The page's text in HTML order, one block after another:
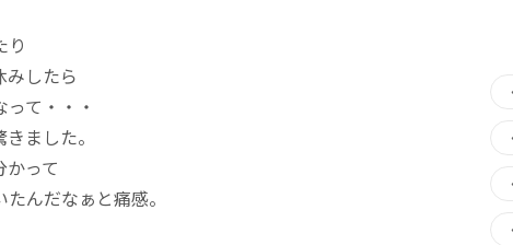
り
みしたら
て・・・
ました。
って
んだなぁと痛感。